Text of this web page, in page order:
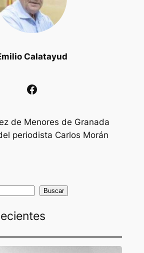
Calatayud
Facebook
de Menores de Granada
periodista Carlos Morán
Buscar